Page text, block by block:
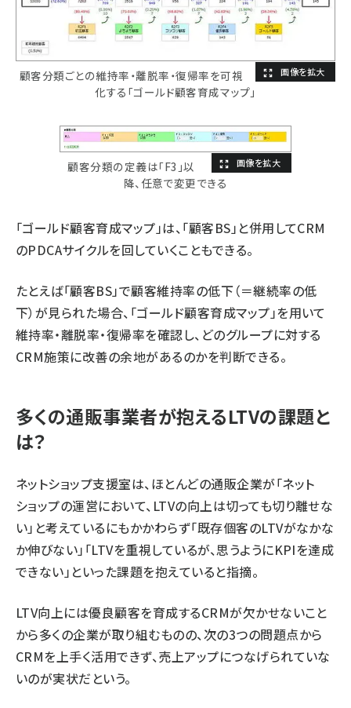
顧客分類ごとの維持率・離脱率・復帰率を可視
化する「ゴールド顧客育成マップ」
顧客分類の定義は「F3」以
降、任意で変更できる
「ゴールド顧客育成マップ」は、「顧客BS」と併用してCRM
のPDCAサイクルを回していくこともできる。
たとえば「顧客BS」で顧客維持率の低下（＝継続率の低
下）が見られた場合、「ゴールド顧客育成マップ」を用いて
維持率・離脱率・復帰率を確認し、どのグループに対する
CRM施策に改善の余地があるのかを判断できる。
多くの通販事業者が抱えるLTVの課題と
は？
ネットショップ支援室は、ほとんどの通販企業が「ネット
ショップの運営において、LTVの向上は切っても切り離せな
い」と考えているにもかかわらず「既存個客のLTVがなかな
か伸びない」「LTVを重視しているが、思うようにKPIを達成
できない」といった課題を抱えていると指摘。
LTV向上には優良顧客を育成するCRMが欠かせないこと
から多くの企業が取り組むものの、次の3つの問題点から
CRMを上手く活用できず、売上アップにつなげられていな
いのが実状だという。